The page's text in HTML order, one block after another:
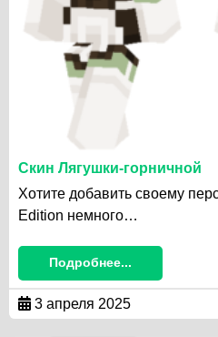
Скин Лягушки-горничной
Хотите добавить своему
Edition немного…
Подробнее...
3 апреля 2025